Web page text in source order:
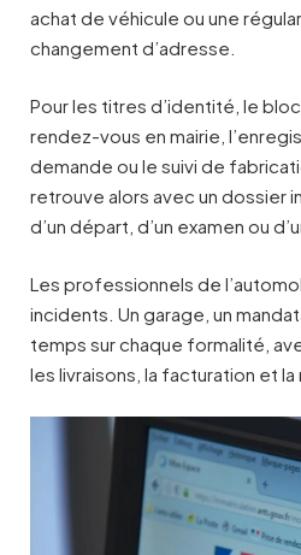
achat de véhicule ou une
changement d’adresse.
Pour les titres d’identité, le
rendez-vous en mairie,
demande ou le suivi de
retrouve alors avec un dossier
d’un départ, d’un examen ou
Les professionnels de
incidents. Un garage, un
temps sur chaque formalité,
les livraisons, la facturation et